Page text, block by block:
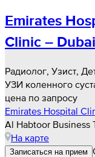
Emirates
Clinic –
Радиолог, Узист,
УЗИ коленного
цена по запросу
Emirates Hospital
Al Habtoor Business
На карте
Записаться на прием